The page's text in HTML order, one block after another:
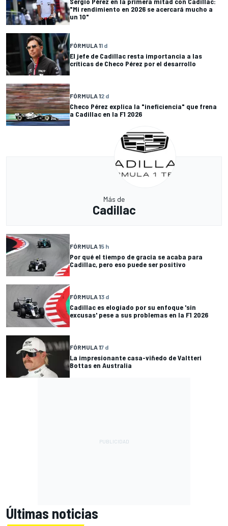
"Mi rendimiento en 2026 se acercará mucho a
un 10"
FÓRMULA 11 d
El jefe de Cadillac resta importancia a las
críticas de Checo Pérez por el desarrollo
FÓRMULA 12 d
Checo Pérez explica la "ineficiencia" que frena
a Cadillac en la F1 2026
Más de
Cadillac
FÓRMULA 15 h
Por qué el tiempo de gracia se acaba para
Cadillac, pero eso puede ser positivo
FÓRMULA 13 d
Cadillac es elogiado por su enfoque 'sin
excusas' pese a sus problemas en la F1 2026
FÓRMULA 17 d
La impresionante casa-viñedo de Valtteri
Bottas en Australia
Últimas noticias